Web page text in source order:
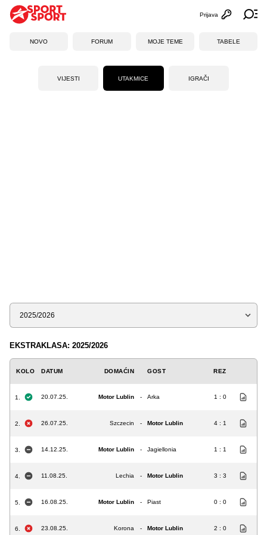
Otvori
Prijava
NOVO FORUM MOJE TEME TABELE
VIJESTI UTAKMICE IGRAČI
Sezona
EKSTRAKLASA: 2025/2026
KOLO DATUM DOMAĆIN GOST REZ
1. 20.07.25. Motor Lublin - Arka 1 : 0
2. 26.07.25. Szczecin - Motor Lublin 4 : 1
3. 14.12.25. Motor Lublin - Jagiellonia 1 : 1
4. 11.08.25. Lechia - Motor Lublin 3 : 3
5. 16.08.25. Motor Lublin - Piast 0 : 0
6. 23.08.25. Korona - Motor Lublin 2 : 0